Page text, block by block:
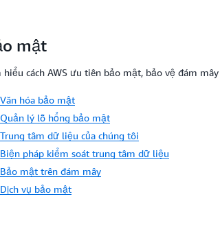
mật
hiểu cách AWS ưu tiên bảo mật, bảo vệ đám
Văn hóa bảo mật
Quản lý lỗ hổng bảo mật
Trung tâm dữ liệu của chúng tôi
Biện pháp kiểm soát trung tâm dữ liệu
Bảo mật trên đám mây
Dịch vụ bảo mật